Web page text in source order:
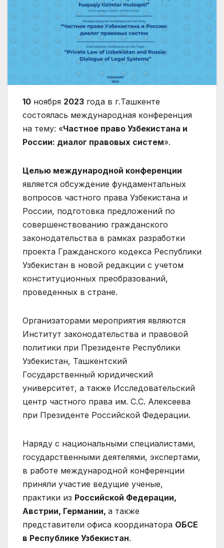
10 ноября 2023 года в г.Ташкенте
состоялась международная конференция
на тему: «Частное право Узбекистана и
России: диалог правовых систем».
Целью международной конференции
является обсуждение фундаментальных
вопросов частного права Узбекистана и
России, подготовка предложений по
совершенствованию гражданского
законодательства в рамках разработки
проекта Гражданского кодекса Республики
Узбекистан в новой редакции с учетом
конституционных преобразований,
проведенных в стране.
Организаторами мероприятия являются
Институт законодательства и правовой
политики при Президенте Республики
Узбекистан, Ташкентский
Государственный юридический
университет, а также Исследовательский
центр частного права им. С.С. Алексеева
при Президенте Российской Федерации.
Наряду с национальными специалистами,
государственными деятелями, экспертами,
в работе международной конференции
приняли участие ведущие ученые,
практики из Российской Федерации,
Австрии, Германии, а также
представители офиса координатора ОБСЕ
в Республике Узбекистан.